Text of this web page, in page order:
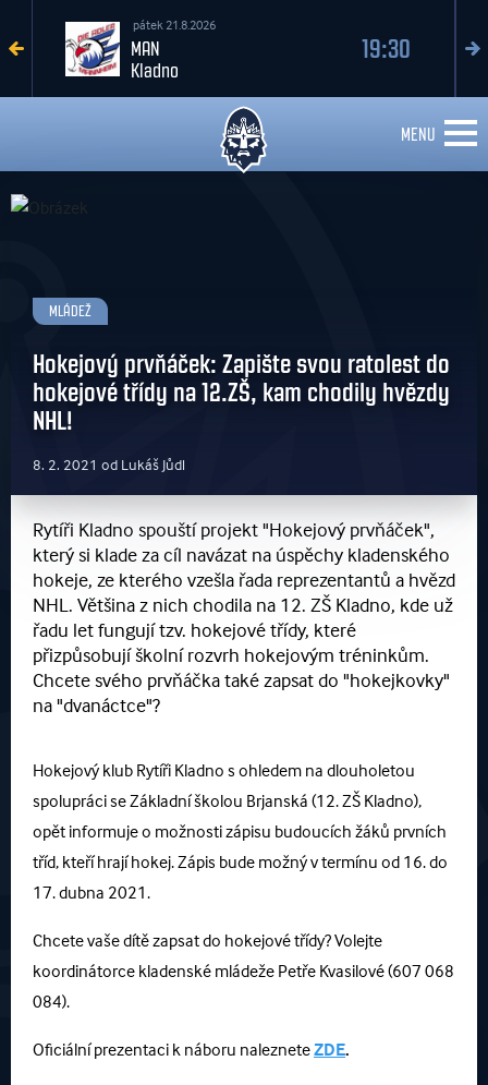
sobota 22.8.2026
Kladno
Davos
17:30
MENU
MLÁDEŽ
Hokejový prvňáček: Zapište svou ratolest do
hokejové třídy na 12.ZŠ, kam chodily hvězdy
NHL!
8. 2. 2021 od Lukáš Jůdl
Rytíři Kladno spouští projekt "Hokejový prvňáček",
který si klade za cíl navázat na úspěchy kladenského
hokeje, ze kterého vzešla řada reprezentantů a hvězd
NHL. Většina z nich chodila na 12. ZŠ Kladno, kde už
řadu let fungují tzv. hokejové třídy, které
přizpůsobují školní rozvrh hokejovým tréninkům.
Chcete svého prvňáčka také zapsat do "hokejkovky"
na "dvanáctce"?
Hokejový klub Rytíři Kladno s ohledem na dlouholetou
spolupráci se Základní školou Brjanská (12. ZŠ Kladno),
opět informuje o možnosti zápisu budoucích žáků prvních
tříd, kteří hrají hokej. Zápis bude možný v termínu od 16. do
17. dubna 2021.
Chcete vaše dítě zapsat do hokejové třídy? Volejte
koordinátorce kladenské mládeže Petře Kvasilové (607 068
084).
Oficiální prezentaci k náboru nalezneteZDE.